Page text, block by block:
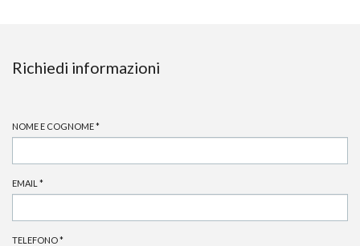
Richiedi informazioni
NOME E COGNOME*
EMAIL *
TELEFONO*